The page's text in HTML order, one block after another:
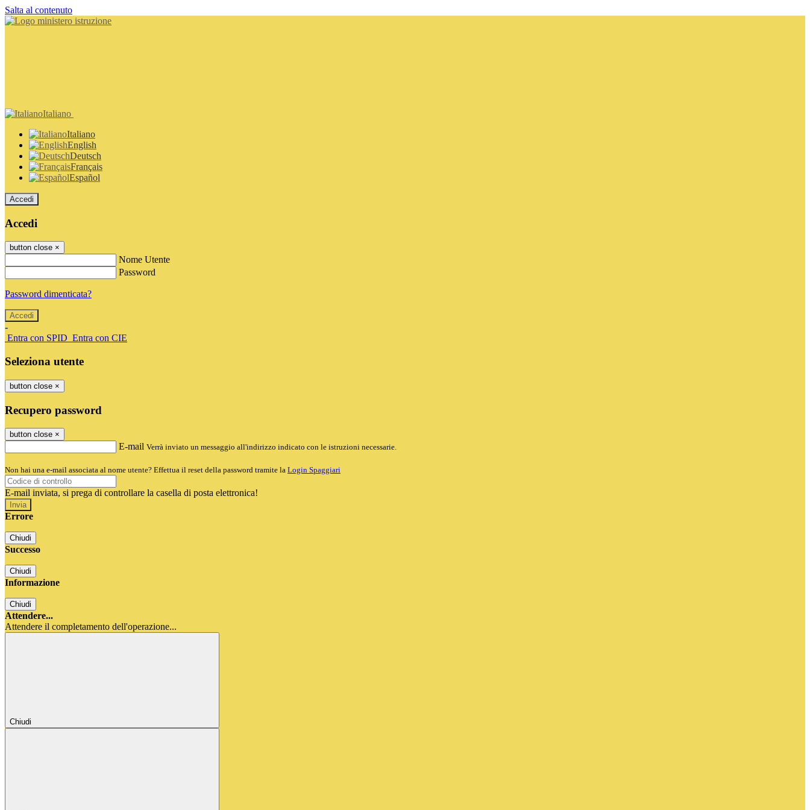
Salta al contenuto
Italiano
Italiano
English
Deutsch
Français
Español
Accedi
Accedi
button close ×
Nome Utente
Password
Password dimenticata?
-
Entra con SPID Entra con CIE
Seleziona utente
button close ×
Recupero password
button close ×
E-mail Verrà inviato un messaggio all'indirizzo indicato con le istruzioni necessarie.
Non hai una e-mail associata al nome utente? Effettua il reset della password tramite la Login Spaggiari
E-mail inviata, si prega di controllare la casella di posta elettronica!
Errore
Chiudi
Successo
Chiudi
Informazione
Chiudi
Attendere...
Attendere il completamento dell'operazione...
Chiudi